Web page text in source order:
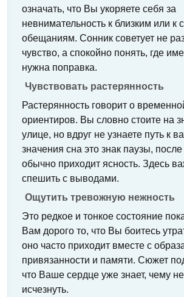
означать, что Вы укоряете себя за
невнимательность к близким или к
обещаниям. Сонник советует не
чувство, а спокойно понять, где
нужна поправка.
Чувствовать растерянность
Растерянность говорит о
ориентиров. Вы словно стоите на
улице, но вдруг не узнаете путь к
значения сна это знак паузы, после
обычно приходит ясность. Здесь
спешить с выводами.
Ощутить тревожную нежность
Это редкое и тонкое состояние
Вам дорого то, что Вы боитесь
оно часто приходит вместе с
привязанности и памяти. Сюжет
что Ваше сердце уже знает, чему
исчезнуть.